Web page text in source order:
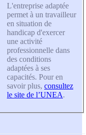
L'entreprise adaptée
permet à un travailleur
en situation de
handicap d'exercer
une activité
professionnelle dans
des conditions
adaptées à ses
capacités. Pour en
savoir plus, consultez
le site de l’UNEA.